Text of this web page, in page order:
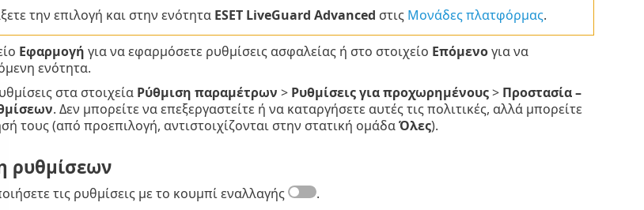
την επιλογή και στην ενότητα ESET LiveGuard Advanced στις Μονάδες πλατφόρμας.
Εφαρμογή για να εφαρμόσετε ρυθμίσεις ασφαλείας ή στο στοιχείο Επόμενογια να
ενότητα.
στα στοιχεία Ρύθμιση παραμέτρων > Ρυθμίσεις για προχωρημένους> Προστασία –
. Δεν μπορείτε να επεξεργαστείτε ή να καταργήσετε αυτές τις πολιτικές, αλλά μπορείτε
τους (από προεπιλογή, αντιστοιχίζονται στην στατική ομάδαΌλες).
ρυθμίσεων
τις ρυθμίσεις με το κουμπί εναλλαγής .